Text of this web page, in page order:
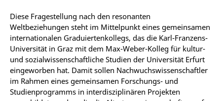
Diese Fragestellung nach den resonanten
Weltbeziehungen steht im Mittelpunkt eines gemeinsamen
internationalen Graduiertenkollegs, das die Karl-Franzens-
Universität in Graz mit dem Max-Weber-Kolleg für kultur-
und sozialwissenschaftliche Studien der Universität Erfurt
eingeworben hat. Damit sollen Nachwuchswissenschaftler
im Rahmen eines gemeinsamen Forschungs- und
Studienprogramms in interdisziplinären Projekten